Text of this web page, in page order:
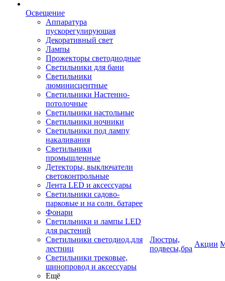
Освещение
Аппаратура
пускорегулирующая
Декоративный свет
Лампы
Прожекторы светодиодные
Светильники для бани
Светильники
люминисцентные
Светильники Настенно-
потолочные
Светильники настольные
Светильники ночники
Светильники под лампу
накаливания
Светильники
промышленные
Детекторы, выключатели
светоконтрольные
Лента LED и аксессуары
Светильники садово-
парковые и на солн. батарее
Фонари
Светильники и лампы LED
для растений
Светильники светодиод.для
лестниц
Светильники трековые,
шинопровод и аксессуары
Ещё
Люстры,
подвесы,бра
Акции